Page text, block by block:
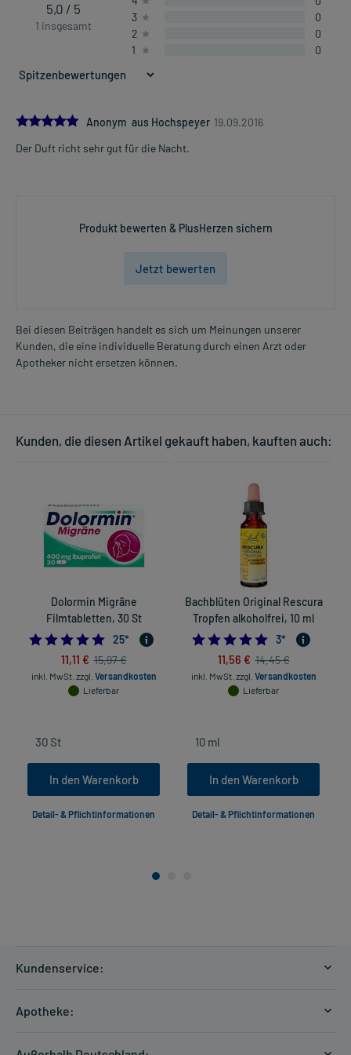
5,0 / 5
1 insgesamt
3
0
2
0
1
0
5.0Anonym aus Hochspeyer 19.09.2016
Der Duft richt sehr gut für die Nacht.
Produkt bewerten & PlusHerzen sichern
Jetzt bewerten
Bei diesen Beiträgen handelt es sich um Meinungen unserer
Kunden, die eine individuelle Beratung durch einen Arzt oder
Apotheker nicht ersetzen können.
Kunden, die diesen Artikel gekauft haben, kauften auch:
Dolormin Migräne
Filmtabletten, 30 St
4.92
25*
11,11 € 15,97 €
inkl. MwSt. zzgl. Versandkosten
Lieferbar
In den Warenkorb
Detail- & Pflichtinformationen
Bachblüten Original Rescura
Tropfen alkoholfrei, 10 ml
5.0
3*
11,56 € 14,45 €
inkl. MwSt. zzgl. Versandkosten
Lieferbar
In den Warenkorb
Detail- & Pflichtinformationen
Kundenservice:
Apotheke: